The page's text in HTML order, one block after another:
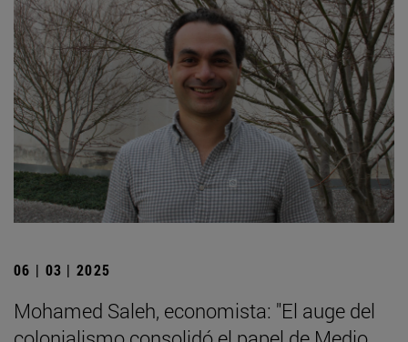
06 | 03 | 2025
Mohamed Saleh, economista: "El auge del